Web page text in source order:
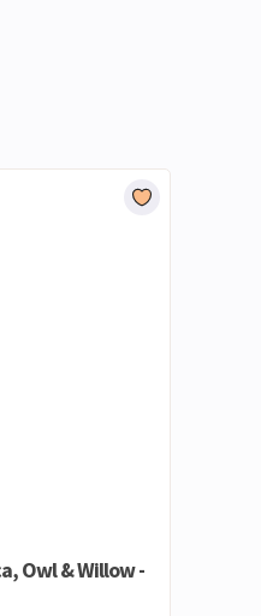
Owl & Willow -